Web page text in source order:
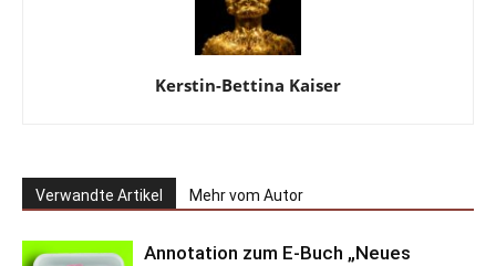
Kerstin-Bettina Kaiser
Verwandte Artikel Mehr vom Autor
Annotation zum E-Buch „Neues